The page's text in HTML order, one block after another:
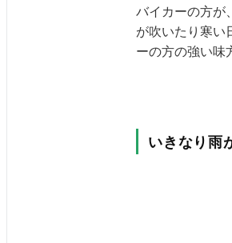
バイカーの方が
が吹いたり寒い
ーの方の強い味
いきなり雨